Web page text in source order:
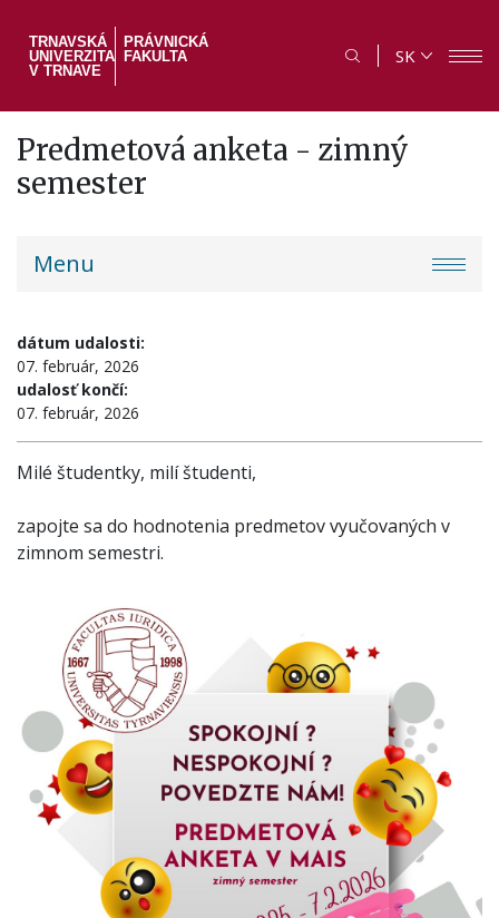
hlavný
TRNAVSKÁ
UNIVERZITA
V TRNAVE
PRÁVNICKÁ
FAKULTA
SK
Predmetová anketa - zimný
semester
PF
Menu
Milé študentky, milí študenti,
zapojte sa do hodnotenia predmetov vyučovaných v
zimnom semestri.
dátum udalosti:
07. február, 2026
udalosť končí:
07. február, 2026